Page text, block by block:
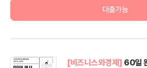
대출가능
[비즈니스와경제] 60일